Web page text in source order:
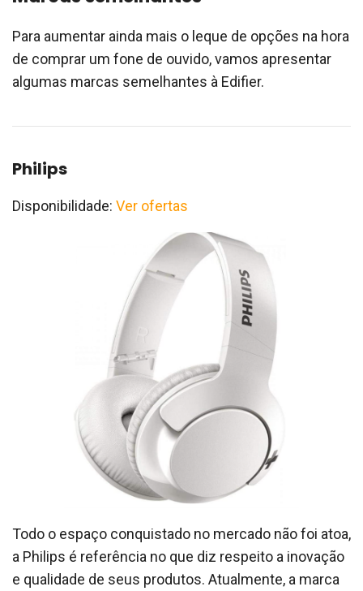
Para aumentar ainda mais o leque de opções na hora
de comprar um fone de ouvido, vamos apresentar
algumas marcas semelhantes à Edifier.
Philips
Disponibilidade: Ver ofertas
Todo o espaço conquistado no mercado não foi atoa,
a Philips é referência no que diz respeito a inovação
e qualidade de seus produtos. Atualmente, a marca